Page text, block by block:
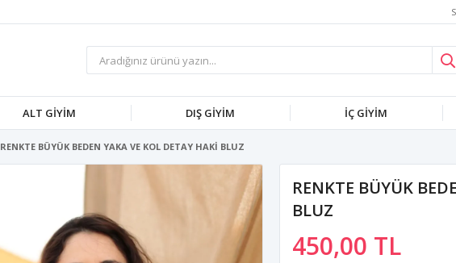
ALT GİYİM DIŞ GİYİM İÇ GİYİM
RENKTE BÜYÜK BEDEN YAKA VE KOL DETAY HAKİ BLUZ
RENKTE BÜYÜK
BLUZ
450,00 TL